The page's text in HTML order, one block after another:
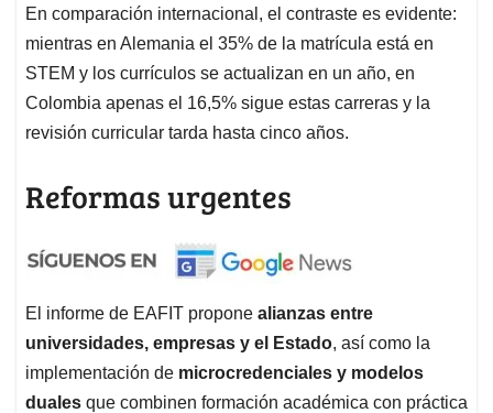
En comparación internacional, el contraste es evidente:
mientras en Alemania el 35% de la matrícula está en
STEM y los currículos se actualizan en un año, en
Colombia apenas el 16,5% sigue estas carreras y la
revisión curricular tarda hasta cinco años.
Reformas urgentes
El informe de EAFIT propone alianzas entre
universidades, empresas y el Estado, así como la
implementación de microcredenciales y modelos
duales que combinen formación académica con práctica